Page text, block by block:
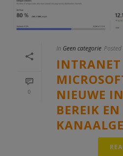
0
In Geen categorie Posted
NIEUWE
BEREIK EN